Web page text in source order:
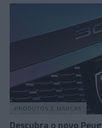
PRODUTOS E MARCAS
Descubra o novo